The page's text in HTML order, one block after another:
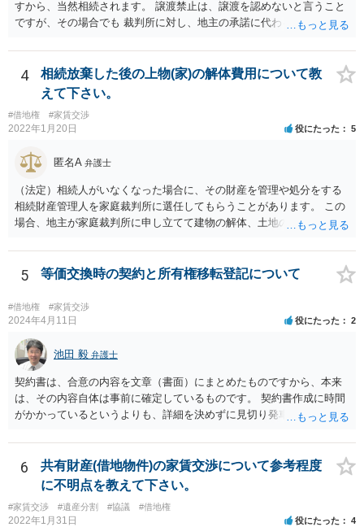
すから、当然相続されます。 譲渡禁止は、譲渡を認めないと言うこと
ですが、その場合でも 裁判所に対し、地主の承諾に代わる許可を求め
されるので消滅することはありません。
4
相続放棄した後の上物(家)の解体費用について教
えて下さい。
#借地権 #家賃交渉
2022年1月20日 役にたった 5
匿名A 弁護士
（法定）相続人がいなくなった場合に、その財産を管理や処分をする
相続財産管理人を家庭裁判所に選任してもらうことがあります。 この
場合、地主が家庭裁判所に申し立てて建物の解体、土地の明け渡しを
財産を持っていればその財産から解体費用を出すことも考えられます
が、なければ、事実上地主が出さざるを得なくなると思います。
5 等価交換時の契約と所有権移転登記について
#借地権 #家賃交渉
2024年4月11日 役にたった 2
池田 毅 弁護士
契約書は、合意の内容を文章（書面）にまとめたものですから、本来
は、その内容自体は事前に確定しているものです。 契約書作成に時間
がかかっているというよりも、詳細を決めずに見切り発車をしてしま
で、地代の支払い時期、方法などきちんと「確定」して覚書にしてお
く方が安全だろうと思います。 所有権移転登記を先行させることのデ
メリットというよりも、詳細についての取り決めがないこと自体がデ
メリット（どのようなトラブル（相手の言い分）がでてくるかが分か
らない）なので、まずはそこをきちんとしたほうがよいと思います。
6
共有財産(借地物件)の家賃交渉について参考程度
に不明点を教えて下さい。
#家賃交渉 #遺産分割 #協議 #借地権
2022年1月31日 役にたった 4